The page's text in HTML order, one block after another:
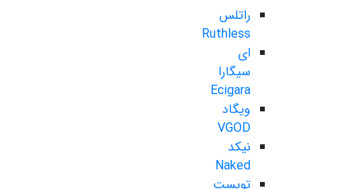
راتلس
Ruthless
ای
سیگارا
Ecigara
ویگاد
VGOD
نیکد
Naked
تویست